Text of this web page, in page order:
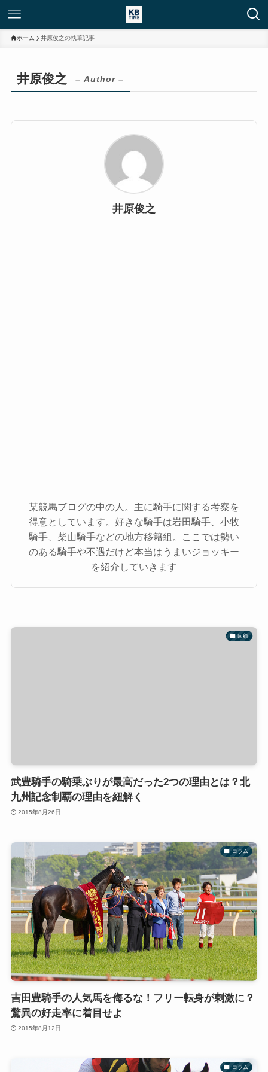
ホーム 井原俊之の執筆記事
井原俊之 – Author –
井原俊之
某競馬ブログの中の人。主に騎手に関する考察を
得意としています。好きな騎手は岩田騎手、小牧
騎手、柴山騎手などの地方移籍組。ここでは勢い
のある騎手や不遇だけど本当はうまいジョッキー
を紹介していきます
回顧
武豊騎手の騎乗ぶりが最高だった2つの理由とは？北
九州記念制覇の理由を紐解く
2015年8月26日
コラム
吉田豊騎手の人気馬を侮るな！フリー転身が刺激に？
驚異の好走率に着目せよ
2015年8月12日
コラム